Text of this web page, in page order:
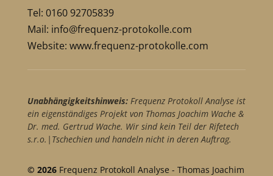
Tel: 0160 92705839
Mail: info@frequenz-protokolle.com
Website: www.frequenz-protokolle.com
Unabhängigkeitshinweis:Frequenz Protokoll Analyse ist
ein eigenständiges Projekt von Thomas Joachim Wache &
Dr. med. Gertrud Wache. Wir sind kein Teil der Rifetech
s.r.o.|Tschechien und handeln nicht in deren Auftrag.
© 2026 Frequenz Protokoll Analyse - Thomas Joachim